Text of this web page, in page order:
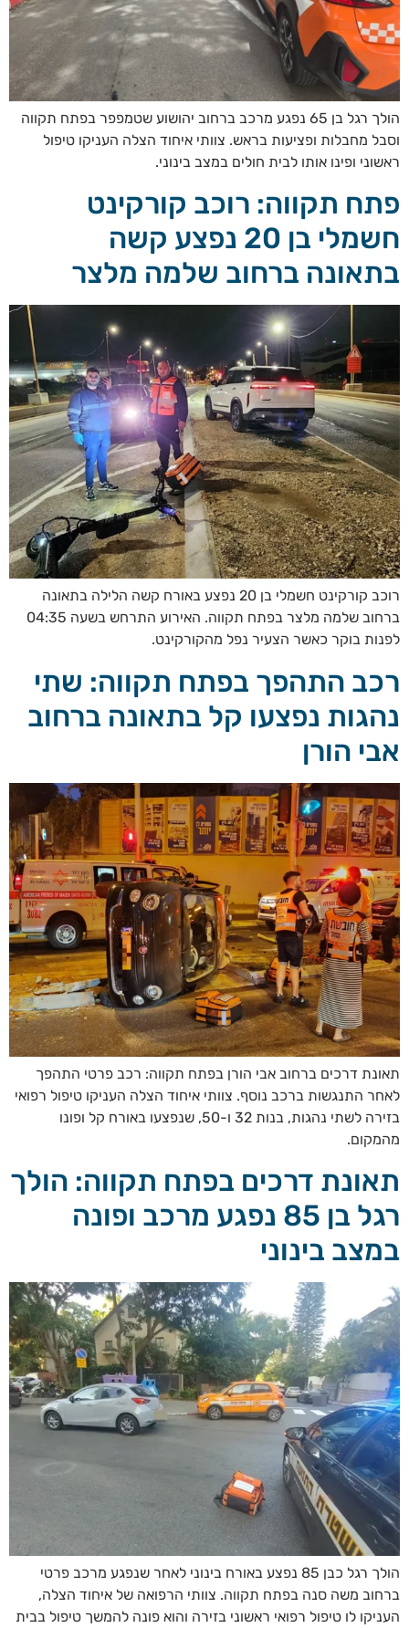
הולך רגל בן 65 נפגע מרכב ברחוב יהושוע שטמפפר בפתח תקווה
וסבל מחבלות ופציעות בראש. צוותי איחוד הצלה העניקו טיפול
ראשוני ופינו אותו לבית חולים במצב בינוני.
פתח תקווה: רוכב קורקינט
חשמלי בן 20 נפצע קשה
בתאונה ברחוב שלמה מלצר
רוכב קורקינט חשמלי בן 20 נפצע באורח קשה הלילה בתאונה
ברחוב שלמה מלצר בפתח תקווה. האירוע התרחש בשעה 04:35
לפנות בוקר כאשר הצעיר נפל מהקורקינט.
רכב התהפך בפתח תקווה: שתי
נהגות נפצעו קל בתאונה ברחוב
אבי הורן
תאונת דרכים ברחוב אבי הורן בפתח תקווה: רכב פרטי התהפך
לאחר התנגשות ברכב נוסף. צוותי איחוד הצלה העניקו טיפול רפואי
בזירה לשתי נהגות, בנות 32 ו-50, שנפצעו באורח קל ופונו
מהמקום.
תאונת דרכים בפתח תקווה: הולך
רגל בן 85 נפגע מרכב ופונה
במצב בינוני
הולך רגל כבן 85 נפצע באורח בינוני לאחר שנפגע מרכב פרטי
ברחוב משה סנה בפתח תקווה. צוותי הרפואה של איחוד הצלה,
העניקו לו טיפול רפואי ראשוני בזירה והוא פונה להמשך טיפול בבית